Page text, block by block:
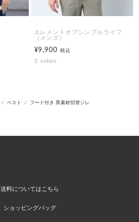
エレメントオブシンプルライフ
（メンズ）
¥9,900税込
2 colors
ベスト フード付き 異素材切替ジレ
送料についてはこちら
ショッピングバッグ